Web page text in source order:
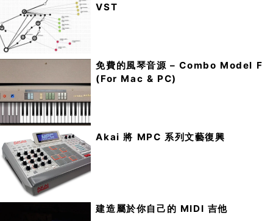
VST
免費的風琴音源 – Combo Model F
(For Mac & PC)
Akai 將 MPC 系列文藝復興
建造屬於你自己的 MIDI 吉他